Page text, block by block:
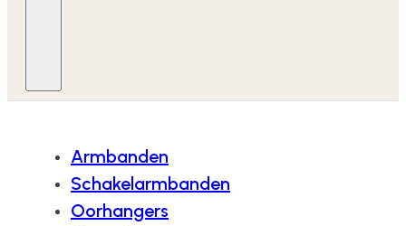
Armbanden
Schakelarmbanden
Oorhangers